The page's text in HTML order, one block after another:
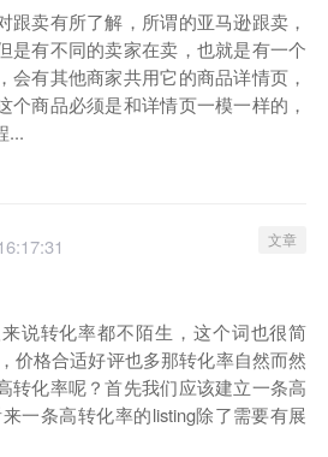
跟卖有所了解，所谓的亚马逊跟卖，
是有不同的卖家在卖，也就是有一个
会有其他商家共用它的商品详情页，
个商品必须是和详情页一模一样的，
...
文章
说转化率都不陌生，这个词也很简
价格合适好评也多那转化率自然而然
转化率呢？首先我们应该建立一条高
一条高转化率的listing除了需要有展